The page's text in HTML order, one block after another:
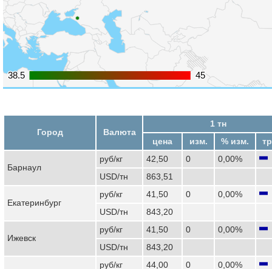
38.5
38.5 45
45
Город Валюта
1 тн
цена
изм. % изм.
Барнаул
руб/кг 42,50 0
0,00%
USD/тн
863,51
Екатеринбург
руб/кг 41,50 0
0,00%
USD/тн
843,20
Ижевск
руб/кг 41,50 0
0,00%
USD/тн
843,20
руб/кг 44,00 0 0,00%